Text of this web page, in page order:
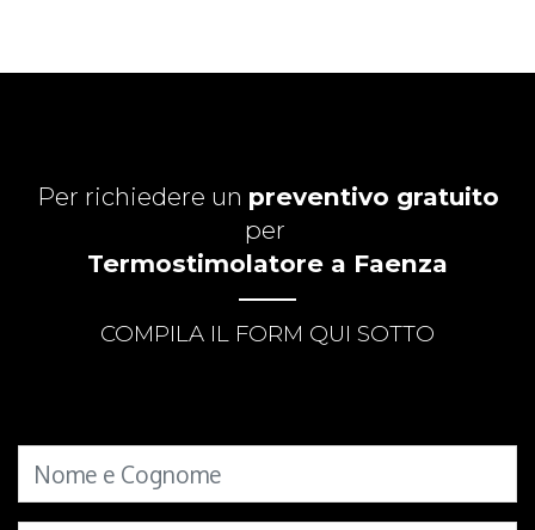
Per richiedere un preventivo gratuito
per
Termostimolatore a Faenza
COMPILA IL FORM QUI SOTTO